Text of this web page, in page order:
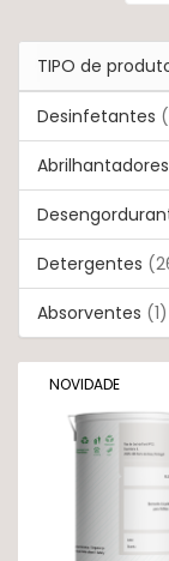
TIPO de
Desinfetantes
Abrilhantadores
Detergentes
Absorventes (1)
NOVIDADE